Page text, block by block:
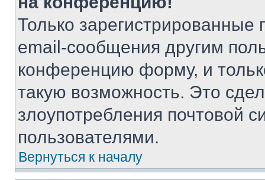
Только зарегистрированные
email-сообщения другим
конференцию форму, и
такую возможность. Это
злоупотребления почтовой
пользователями.
Вернуться к началу